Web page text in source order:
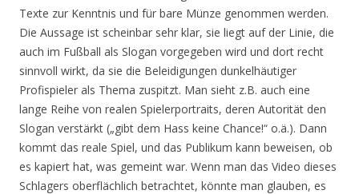
Texte zur Kenntnis und für bare Münze genommen werden.
Die Aussage ist scheinbar sehr klar, sie liegt auf der Linie, die
auch im Fußball als Slogan vorgegeben wird und dort recht
sinnvoll wirkt, da sie die Beleidigungen dunkelhäutiger
Profispieler als Thema zuspitzt. Man sieht z.B. auch eine
lange Reihe von realen Spielerportraits, deren Autorität den
Slogan verstärkt („gibt dem Hass keine Chance!“ o.ä.). Dann
kommt das reale Spiel, und das Publikum kann beweisen, ob
es kapiert hat, was gemeint war. Wenn man das Video dieses
Schlagers oberflächlich betrachtet, könnte man glauben, es